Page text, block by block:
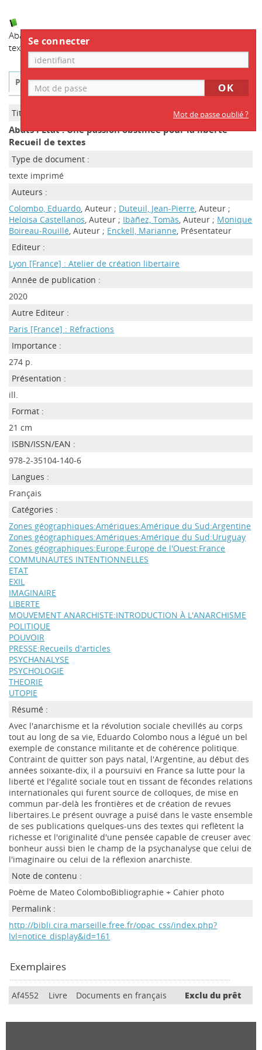
Abats l'État ! Une passion obstinée pour la liberté - Recueil de
textes/ Colombo, Eduardo
Public ISBD
Titre :
Abats l'État ! Une passion obstinée pour la liberté -
Recueil de textes
Type de document :
texte imprimé
Auteurs :
Colombo, Eduardo, Auteur ; Duteuil, Jean-Pierre, Auteur ;
Heloisa Castellanos, Auteur ; Ibàñez, Tomàs, Auteur ; Monique
Boireau-Rouillé, Auteur ; Enckell, Marianne, Présentateur
Editeur :
Lyon [France] : Atelier de création libertaire
Année de publication :
2020
Autre Editeur :
Paris [France] : Réfractions
Importance :
274 p.
Présentation :
ill.
Format :
21 cm
ISBN/ISSN/EAN :
978-2-35104-140-6
Langues :
Français
Catégories :
Zones géographiques:Amériques:Amérique du Sud:Argentine
Zones géographiques:Amériques:Amérique du Sud:Uruguay
Zones géographiques:Europe:Europe de l'Ouest:France
COMMUNAUTES INTENTIONNELLES
ETAT
EXIL
IMAGINAIRE
LIBERTE
MOUVEMENT ANARCHISTE:INTRODUCTION À L'ANARCHISME
POLITIQUE
POUVOIR
PRESSE:Recueils d'articles
PSYCHANALYSE
PSYCHOLOGIE
THEORIE
UTOPIE
Résumé :
Avec l'anarchisme et la révolution sociale chevillés au corps
tout au long de sa vie, Eduardo Colombo nous a légué un bel
exemple de constance militante et de cohérence politique.
Contraint de quitter son pays natal, l'Argentine, au début des
années soixante-dix, il a poursuivi en France sa lutte pour la
liberté et l'égalité sociale tout en tissant de fécondes relations
internationales qui furent source de colloques, de mise en
commun par-delà les frontières et de création de revues
libertaires.Le présent ouvrage a puisé dans le vaste ensemble
de ses publications quelques-uns des textes qui reflètent la
richesse et l'originalité d'une pensée capable de creuser avec
bonheur aussi bien le champ de la psychanalyse que celui de
l'imaginaire ou celui de la réflexion anarchiste.
Note de contenu :
Poème de Mateo ColomboBibliographie + Cahier photo
Permalink :
http://bibli.cira.marseille.free.fr/opac_css/index.php?
lvl=notice_display&id=161
Exemplaires
Af4552 Livre Documents en français Exclu du prêt
Se connecter
Mot de passe oublié ?